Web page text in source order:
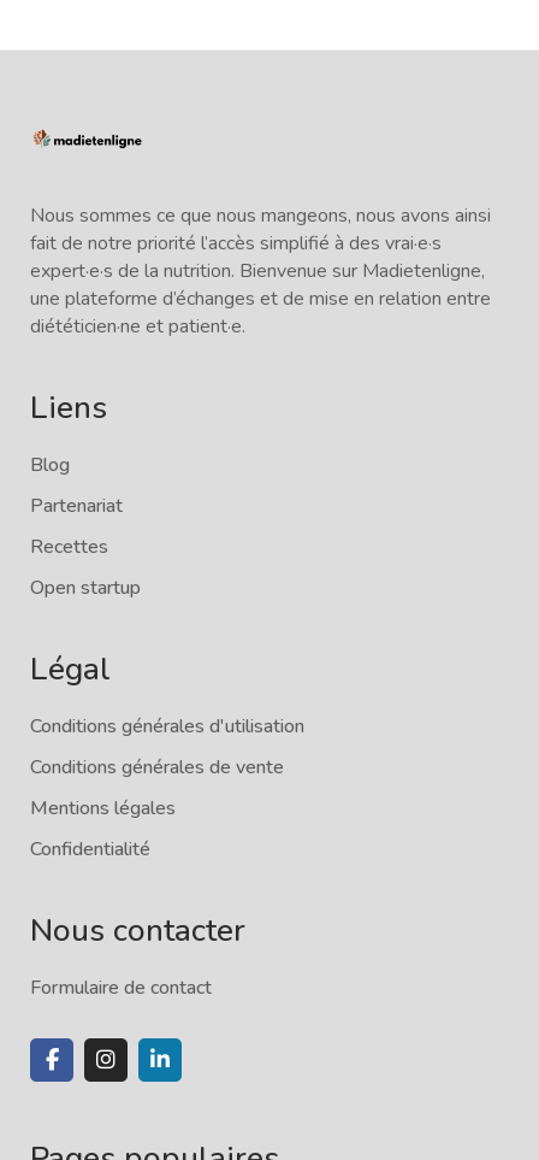
Nous sommes ce que nous mangeons, nous avons ainsi
fait de notre priorité l’accès simplifié à des vrai·e·s
expert·e·s de la nutrition. Bienvenue sur Madietenligne,
une plateforme d’échanges et de mise en relation entre
diététicien·ne et patient·e.
Liens
Blog
Partenariat
Recettes
Open startup
Légal
Conditions générales d'utilisation
Conditions générales de vente
Mentions légales
Confidentialité
Nous contacter
Formulaire de contact